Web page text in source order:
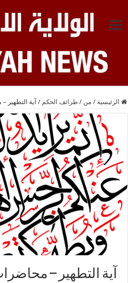
الرئيسية / من / طرائف الحكم / آية التطهير
آية التطهير –